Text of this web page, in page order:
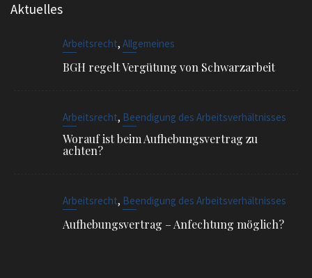
Aktuelles
Arbeitsrecht, Allgemeines
BGH regelt Vergütung von Schwarzarbeit
Arbeitsrecht, Beendigung des Arbeitsverhältnisses
Worauf ist beim Aufhebungsvertrag zu
achten?
Arbeitsrecht, Beendigung des Arbeitsverhältnisses
Aufhebungsvertrag – Anfechtung möglich?